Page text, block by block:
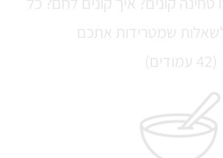
שמטרידות אתכם
(42 עמודים)